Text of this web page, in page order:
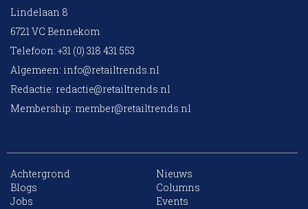
Lindelaan 8
6721 VC Bennekom
Telefoon: +31 (0) 318 431 553
Algemeen: info@retailtrends.nl
Redactie: redactie@retailtrends.nl
Membership: member@retailtrends.nl
Achtergrond
Nieuws
Blogs
Columns
Jobs
Events